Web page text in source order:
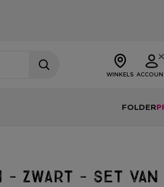
WINKELS
FOLDER
- zwart - set van